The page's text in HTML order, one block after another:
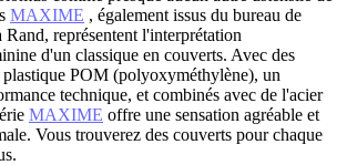
MAXIME , également issus du bureau de
représentent l'interprétation
d'un classique en couverts. Avec des
plastique POM (polyoxyméthylène), un
technique, et combinés avec de l'acier
MAXIME offre une sensation agréable et
Vous trouverez des couverts pour chaque